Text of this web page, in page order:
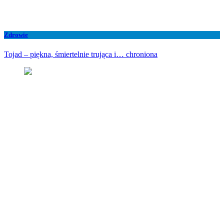
Zdrowie
Tojad – piękna, śmiertelnie trująca i… chroniona